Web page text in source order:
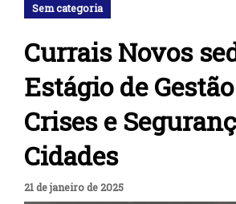
Sem categoria
Currais Novos
Estágio de
Crises e
Cidades
21 de janeiro de 2025